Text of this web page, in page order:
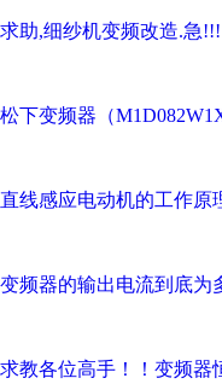
求助,细纱机变频改造.急!!!
松下变频器（
直线感应电动机的工作原
变频器的输出电流到底为
求教各位高手！！变频器